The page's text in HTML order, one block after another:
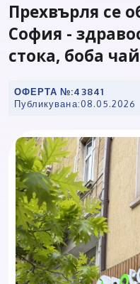
Прехвърля се
София -
стока, боба
ОФЕРТА №:43841
Публикувана:08.05.2026